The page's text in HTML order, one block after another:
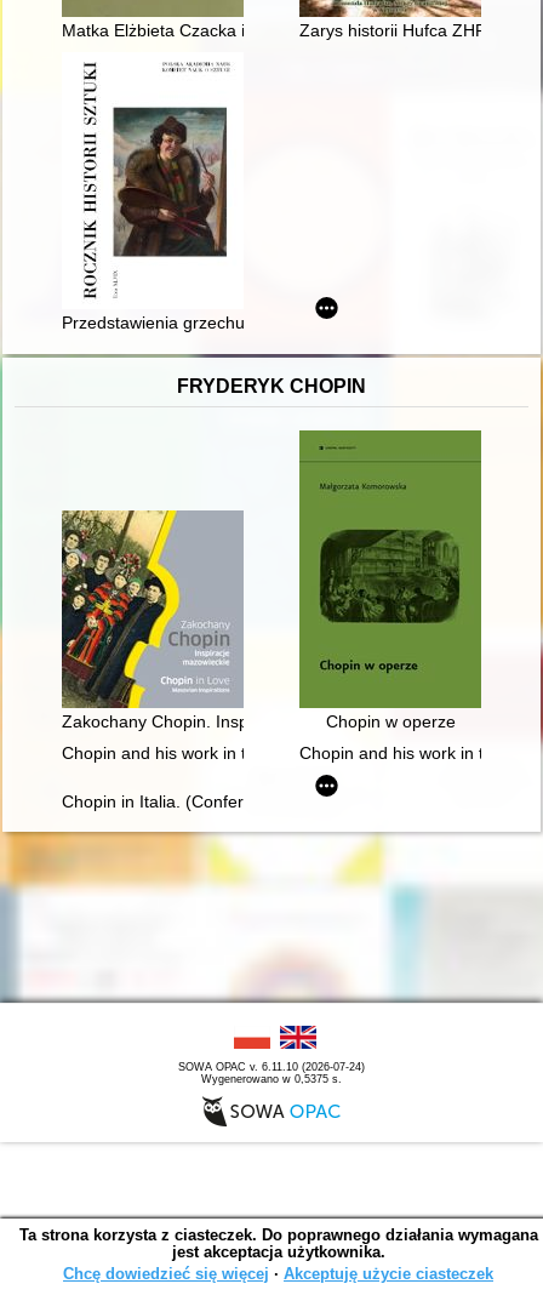
Matka Elżbieta Czacka i dzieło Lasek. T. 9Zarys historii Hufca ZHP
Przedstawienia grzechu pierworodnego w malarstwie
FRYDERYK CHOPIN
Zakochany Chopin. Inspiracje mazowieckie. Chopin in love.
Chopin w operze
Chopin and his work in the context of culture. Vol 1-2
Chopin and his work in the
Chopin in Italia. (Conferenze tenute nella Bibliotheca e
SOWA OPAC v. 6.11.10 (2026-07-24)
Wygenerowano w 0,5375 s.
Ta strona korzysta z ciasteczek. Do poprawnego działania wymagana
jest akceptacja użytkownika.
Chcę dowiedzieć się więcej ∙ Akceptuję użycie ciasteczek